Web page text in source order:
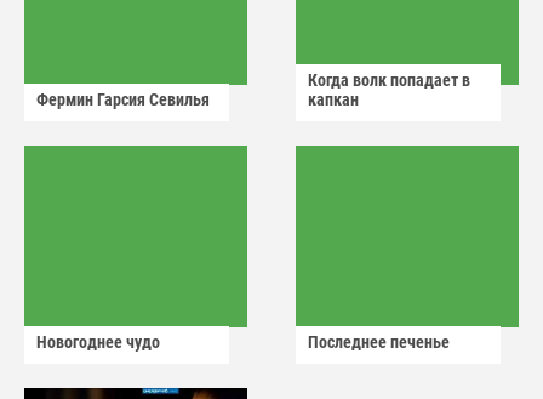
Фермин Гарсия Севилья
Когда волк попадает в
капкан
Новогоднее чудо Последнее печенье